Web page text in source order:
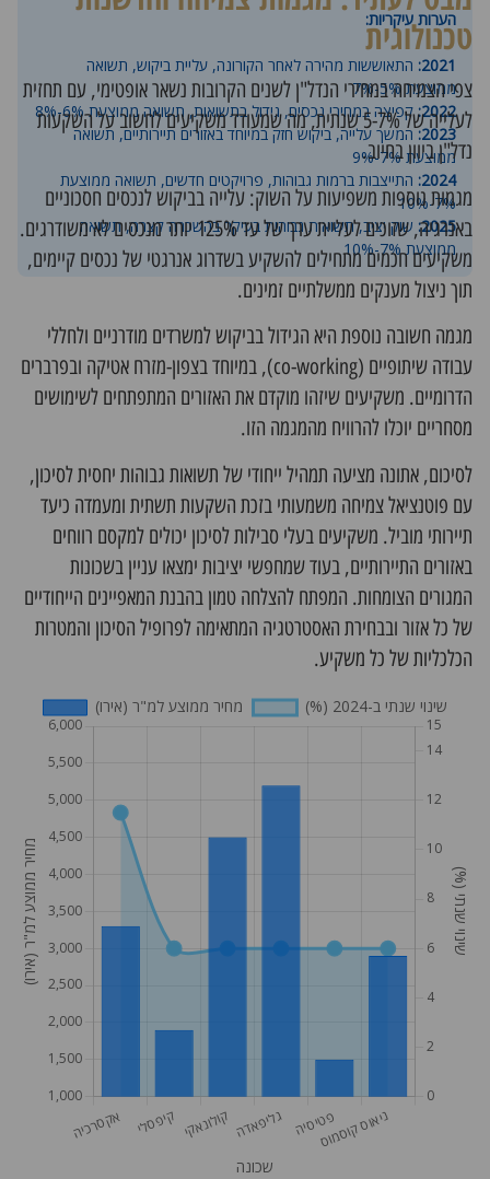
הערות עיקריות:
2021: התאוששות מהירה לאחר הקורונה, עליית ביקוש, תשואה
ממוצעת 5%-7%
2022: קפיצה במחירי נכסים, גידול בתשואות, תשואה ממוצעת 6%-8%
2023: המשך עלייה, ביקוש חזק במיוחד באזורים תיירותיים, תשואה
ממוצעת 7%-9%
2024: התייצבות ברמות גבוהות, פרויקטים חדשים, תשואה ממוצעת
7%-10%
2025: שוק יציב, תשואות גבוהות בעיקר בהשכרה קצרה, תשואה
ממוצעת 7%-10%
טכנולוגית
צפי הצמיחה במחירי הנדל"ן לשנים הקרובות נשאר אופטימי, עם תחזית
לעלייה של 5-7% שנתית, מה שמעודד משקיעים לחשוב על
השקעות
נדל"ן ביווןבחיוב.
מגמות נוספות משפיעות על השוק: עלייה בביקוש לנכסים חסכוניים
באנרגיה, שזוכים לעליית ערך של עד 125% יותר מנכסים לא משודרגים.
משקיעים חכמים מתחילים להשקיע בשדרוג אנרגטי של נכסים קיימים,
תוך ניצול מענקים ממשלתיים זמינים.
מגמה חשובה נוספת היא הגידול בביקוש למשרדים מודרניים ולחללי
עבודה שיתופיים (co-working), במיוחד בצפון-מזרח אטיקה ובפרברים
הדרומיים. משקיעים שיזהו מוקדם את האזורים המתפתחים לשימושים
מסחריים יוכלו להרוויח מהמגמה הזו.
לסיכום, אתונה מציעה תמהיל ייחודי של תשואות גבוהות יחסית לסיכון,
עם פוטנציאל צמיחה משמעותי בזכת השקעות תשתית ומעמדה כיעד
תיירותי מוביל. משקיעים בעלי סבילות לסיכון יכולים למקסם רווחים
באזורים התיירותיים, בעוד שמחפשי יציבות ימצאו עניין בשכונות
המגורים הצומחות. המפתח להצלחה טמון בהבנת המאפיינים הייחודיים
של כל אזור ובבחירת האסטרטגיה המתאימה לפרופיל הסיכון והמטרות
הכלכליות של כל משקיע.